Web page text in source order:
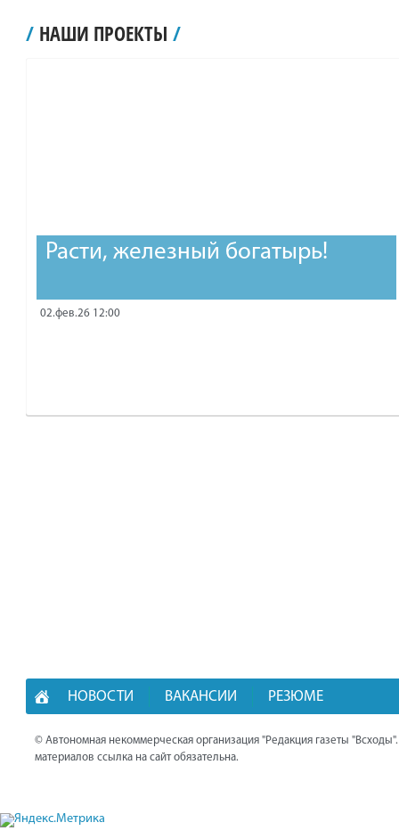
/ НАШИ ПРОЕКТЫ /
Расти, железный богатырь!
02.фев.26 12:00
НОВОСТИ ВАКАНСИИ РЕЗЮМЕ
© Автономная некоммерческая организация "Редакция газеты
материалов ссылка на сайт обязательна.